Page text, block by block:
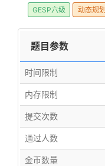
GESP六级 动态规划
题目参数
时间限制
内存限制
提交次数
通过人数
金币数量